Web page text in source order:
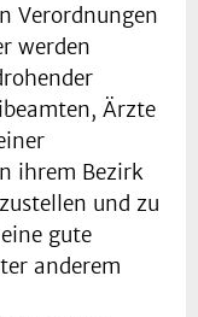
Verordnungen
werden
Ärzte
ihrem Bezirk
und zu
gute
anderem